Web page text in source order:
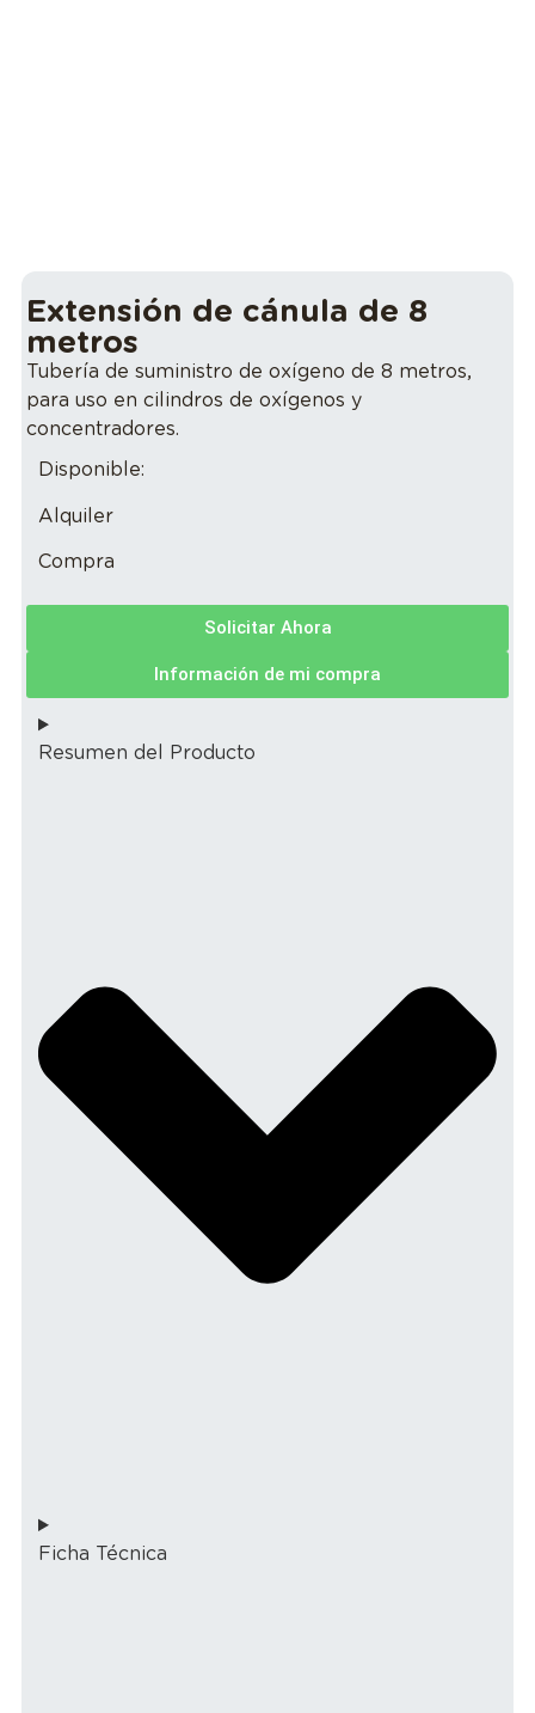
Extensión de cánula de 8
metros
Tubería de suministro de oxígeno de 8 metros,
para uso en cilindros de oxígenos y
concentradores.
Disponible:
Alquiler
Compra
Solicitar Ahora
Información de mi compra
Resumen del Producto
Ficha Técnica